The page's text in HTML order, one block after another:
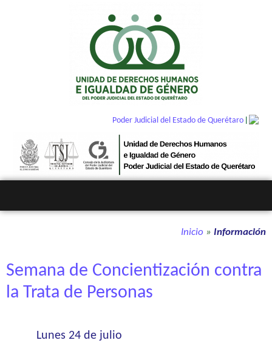
Poder Judicial del Estado de Querétaro|
Inicio » Información
Semana de Concientización contra
la Trata de Personas
Lunes 24 de julio